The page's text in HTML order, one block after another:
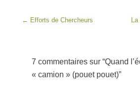
Post navigation
← Efforts de Chercheurs
7 commentaires sur “Quand
« camion » (pouet pouet)”